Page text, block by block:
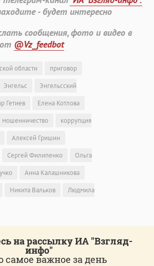
- будет интересно
сообщения, фото и видео в
@Vz_feedbot
области
приговор
Энгельс
Энгельсский
Гетиев
Елена Котлова
мошенничество
коррупция
Алексей Гришин
Сергей Филипенко
Ольга
Анна Калашникова
Никита Вальков
Людмила
на рассылку ИА "Взгляд-
инфо"
самое важное за день